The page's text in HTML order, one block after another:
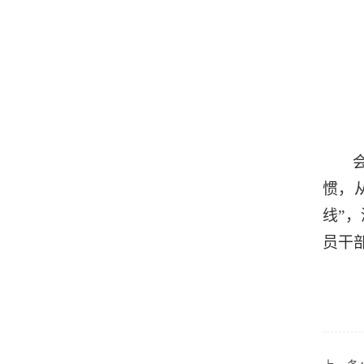
惯，
线”
员干